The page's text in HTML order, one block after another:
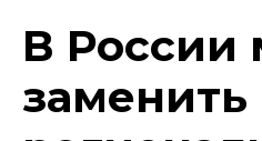
В России
заменить